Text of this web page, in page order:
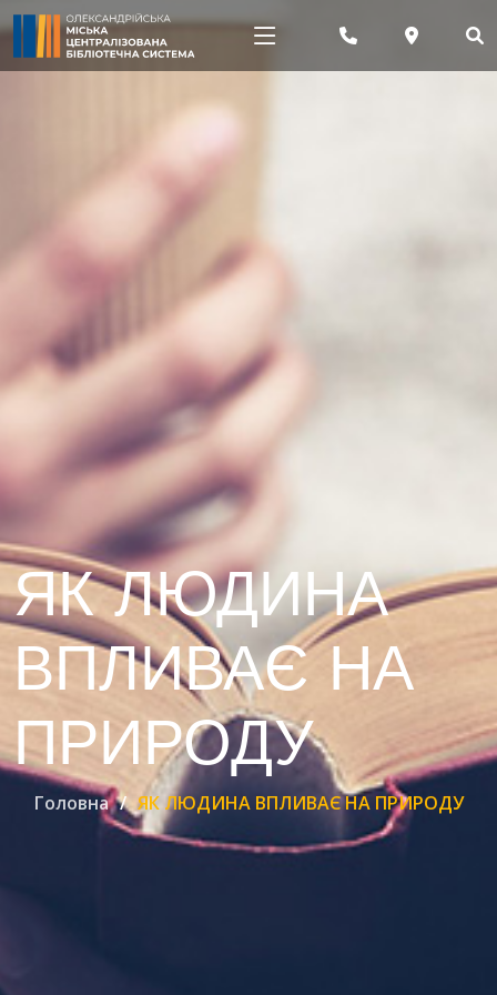
ЯК ЛЮДИНА
ВПЛИВАЄ НА
ПРИРОДУ
Головна ЯК ЛЮДИНА ВПЛИВАЄ НА ПРИРОДУ